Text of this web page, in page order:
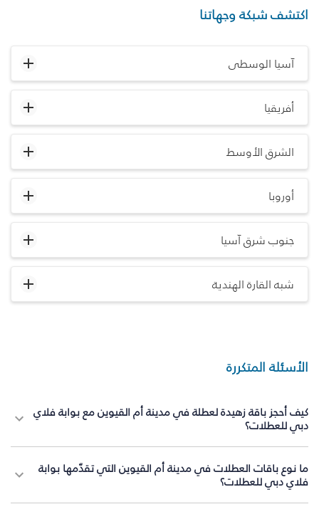
اكتشف شبكة وجهاتنا
آسيا الوسطى
أفريقيا
الشرق الأوسط
أوروبا
جنوب شرق آسيا
شبه القارة الهندية
الأسئلة المتكررة
كيف أحجز باقة زهيدة لعطلة في مدينة أم القيوين مع بوابة فلاي
دبي للعطلات؟
ما نوع باقات العطلات في مدينة أم القيوين التي تقدّمها بوابة
فلاي دبي للعطلات؟